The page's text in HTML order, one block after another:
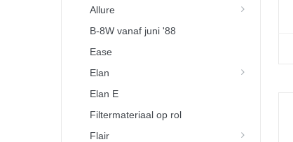
Allure
B-8W vanaf juni '88
Ease
Elan
Elan E
Filtermateriaal op rol
Flair